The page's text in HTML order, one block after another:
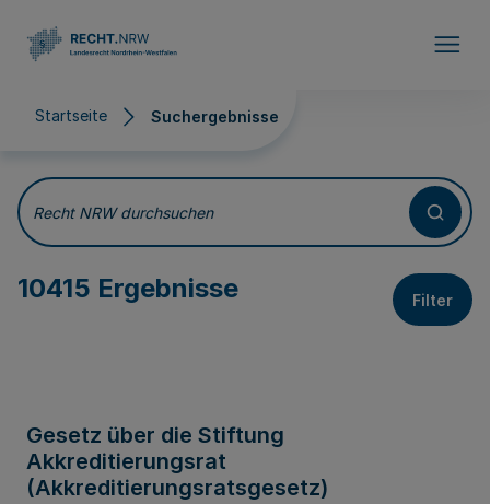
Startseite Suchergebnisse
Suchergebnisse
Recht NRW durchsuchen
10415 Ergebnisse Filter
Gesetz über die Stiftung
Akkreditierungsrat
(Akkreditierungsratsgesetz)